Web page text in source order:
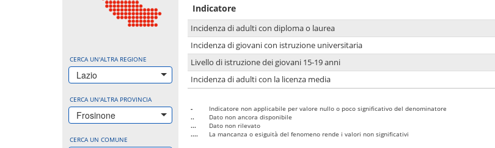
CERCA UN'ALTRA REGIONE
Lazio
CERCA UN'ALTRA PROVINCIA
Frosinone
CERCA UN COMUNE
Indicatore
Incidenza di adulti con diploma o laurea
Incidenza di giovani con istruzione universitaria
Livello di istruzione dei giovani 15-19 anni
Incidenza di adulti con la licenza media
-
Indicatore non applicabile per valore nullo o poco significativo del denominatore
..
Dato non ancora disponibile
...
Dato non rilevato
....
La mancanza o esiguità del fenomeno rende i valori non significativi